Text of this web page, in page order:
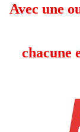
Avec une
chacune